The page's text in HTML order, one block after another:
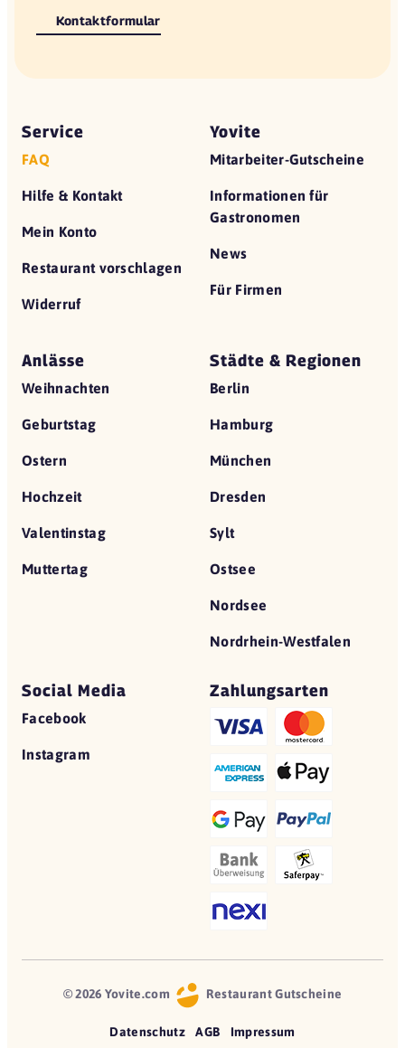
Kontaktformular
Service
FAQ
Hilfe & Kontakt
Mein Konto
Restaurant vorschlagen
Widerruf
Yovite
Mitarbeiter-Gutscheine
Informationen für
Gastronomen
News
Für Firmen
Anlässe
Weihnachten
Geburtstag
Ostern
Hochzeit
Valentinstag
Muttertag
Städte & Regionen
Berlin
Hamburg
München
Dresden
Sylt
Ostsee
Nordsee
Nordrhein-Westfalen
Social Media
Facebook
Instagram
Zahlungsarten
© 2026 Yovite.com Restaurant Gutscheine
Datenschutz AGB Impressum